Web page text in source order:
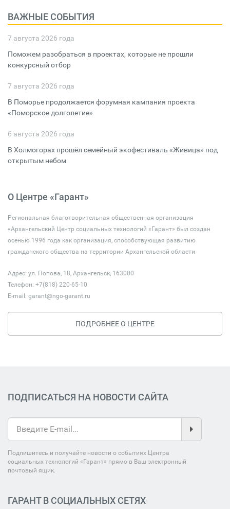
ВАЖНЫЕ СОБЫТИЯ
7 августа 2026 года
Поможем разобраться в проектах, которые не прошли
конкурсный отбор
7 августа 2026 года
В Поморье продолжается форумная кампания проекта
«Поморское долголетие»
6 августа 2026 года
В Холмогорах прошёл семейный экофестиваль «Живица» под
открытым небом
О Центре «Гарант»
Региональная благотворительная общественная организация
«Архангельский Центр социальных технологий «Гарант» был создан
осенью 1996 года как организация, способствующая развитию
гражданского общества на территории Архангельской области
Адрес: ул. Попова, 18, Архангельск, 163000
Телефон: +7(818) 220-65-10
E-mail: garant@ngo-garant.ru
ПОДРОБНЕЕ О ЦЕНТРЕ
ПОДПИСАТЬСЯ НА НОВОСТИ САЙТА
Подпишитесь и получайте новости о событиях Центра
социальных технологий «Гарант» прямо в Ваш электронный
почтовый ящик.
ГАРАНТ В СОЦИАЛЬНЫХ СЕТЯХ